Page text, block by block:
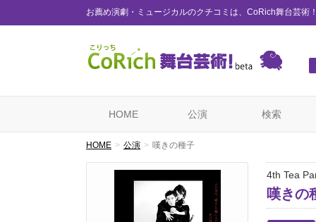
お薦め演劇・ミュージカルのクチコミは、CoRich舞台芸術
HOME 公演 検索
HOME 公演 嘆きの種子
4th Tea
嘆きの